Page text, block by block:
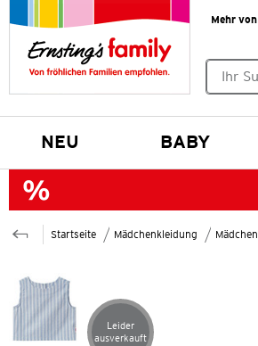
Mehr
NEU BABY
Startseite Mädchenkleidung
Artikel leider ausverkauft
Leider
ausverkauft